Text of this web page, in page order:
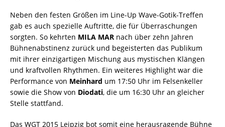
Neben den festen Größen im Line-Up Wave-Gotik-Treffen
gab es auch spezielle Auftritte, die für Überraschungen
sorgten. So kehrten MILA MAR nach über zehn Jahren
Bühnenabstinenz zurück und begeisterten das Publikum
mit ihrer einzigartigen Mischung aus mystischen Klängen
und kraftvollen Rhythmen. Ein weiteres Highlight war die
Performance von Meinhard um 17:50 Uhr im Felsenkeller
sowie die Show von Diodati, die um 16:30 Uhr an gleicher
Stelle stattfand.
Das WGT 2015 Leipzig bot somit eine herausragende Bühne